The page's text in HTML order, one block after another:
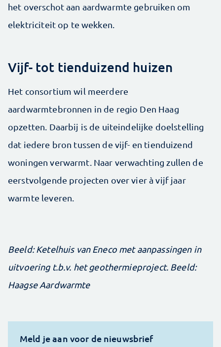
het overschot aan aardwarmte gebruiken om
elektriciteit op te wekken.
Vijf- tot tienduizend huizen
Het consortium wil meerdere
aardwarmtebronnen in de regio Den Haag
opzetten. Daarbij is de uiteindelijke doelstelling
dat iedere bron tussen de vijf- en tienduizend
woningen verwarmt. Naar verwachting zullen de
eerstvolgende projecten over vier à vijf jaar
warmte leveren.
Beeld: Ketelhuis van Eneco met aanpassingen in
uitvoering t.b.v. het geothermieproject. Beeld:
Haagse Aardwarmte
Meld je aan voor de nieuwsbrief